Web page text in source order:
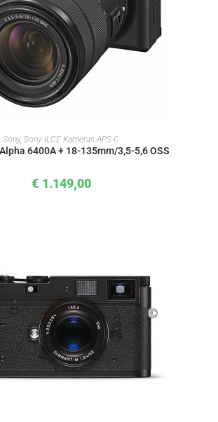
IN DEN WARENKORB
Sony, Sony ILCE Kameras APS-C
6400A + 18-135mm/3,5-5,6 OSS
€ 1.149,00